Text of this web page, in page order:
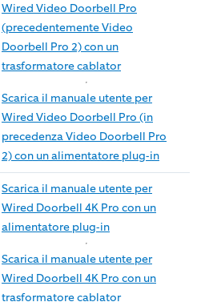
Wired Video Doorbell Pro
(precedentemente Video
Doorbell Pro 2) con un
trasformatore cablator
Scarica il manuale utente per
Wired Video Doorbell Pro (in
precedenza Video Doorbell Pro
2) con un alimentatore plug-in
Scarica il manuale utente per
Wired Doorbell 4K Pro con un
alimentatore plug-in
Scarica il manuale utente per
Wired Doorbell 4K Pro con un
trasformatore cablator